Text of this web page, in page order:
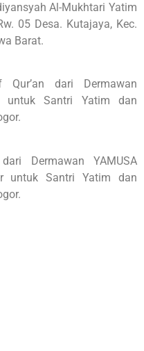
Al-Mukhtari Yatim
05 Desa. Kutajaya, Kec.
Barat.
dari Dermawan
untuk Santri Yatim dan
Dermawan YAMUSA
untuk Santri Yatim dan